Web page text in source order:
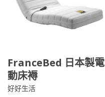
FranceBed 日本製電
動床褥
好好生活